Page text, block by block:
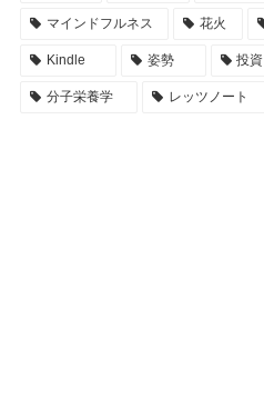
マインドフルネス 花火
Kindle 姿勢 投資
分子栄養学 レッツノート